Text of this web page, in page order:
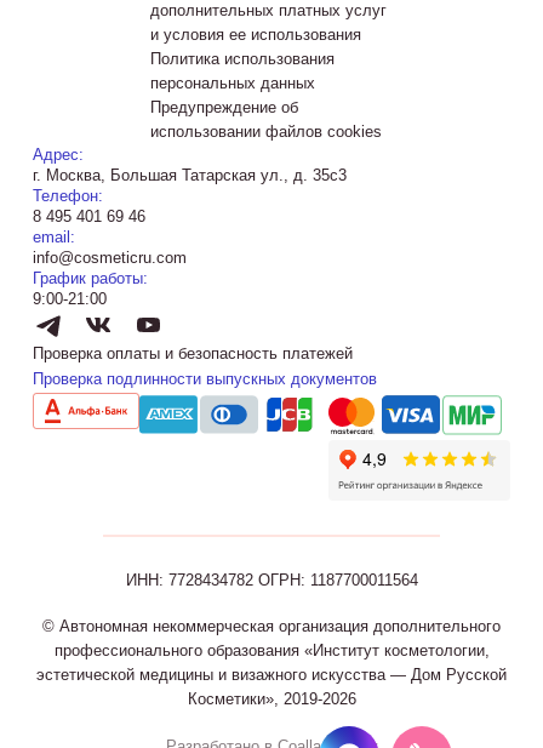
дополнительных платных услуг
и условия ее использования
Политика использования
персональных данных
Предупреждение об
использовании файлов cookies
Адрес:
г. Москва, Большая Татарская ул., д. 35с3
Телефон:
8 495 401 69 46
email:
info@cosmeticru.com
График работы:
9:00-21:00
Проверка оплаты и безопасность платежей
Проверка подлинности выпускных документов
ИНН: 7728434782 ОГРН: 1187700011564
© Автономная некоммерческая организация дополнительного
профессионального образования «Институт косметологии,
эстетической медицины и визажного искусства — Дом Русской
Косметики», 2019-2026